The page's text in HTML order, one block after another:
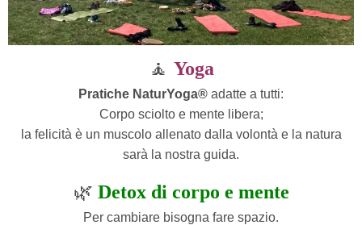
🧘 Yoga
Pratiche NaturYoga® adatte a tutti:
Corpo sciolto e mente libera;
la felicità è un muscolo allenato dalla volontà e la natura
sarà la nostra guida.
🌿 Detox di corpo e mente
Per cambiare bisogna fare spazio.